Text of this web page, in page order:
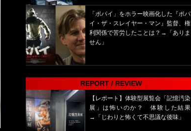
「ポパイ」をホラー映画化した『ポパ
イ・ザ・スレイヤー・マン』監督、権
利関係で苦労したことは？→「ありま
せん」
REPORT / REVIEW
【レポート】体験型展覧会「記憶汚染
展」は怖いのか？ 体験した結果
→「じわりと怖くて不思議な後味」